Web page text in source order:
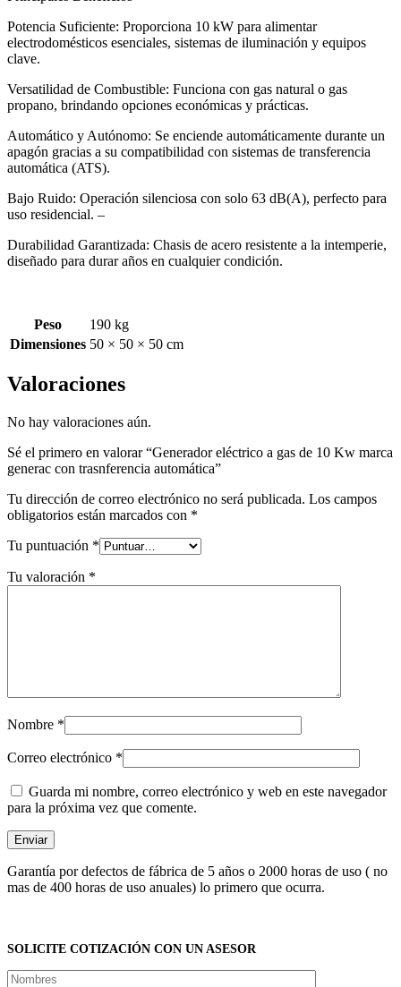
Potencia Suficiente: Proporciona 10 kW para alimentar
electrodomésticos esenciales, sistemas de iluminación y equipos
clave.
Versatilidad de Combustible: Funciona con gas natural o gas
propano, brindando opciones económicas y prácticas.
Automático y Autónomo: Se enciende automáticamente durante un
apagón gracias a su compatibilidad con sistemas de transferencia
automática (ATS).
Bajo Ruido: Operación silenciosa con solo 63 dB(A), perfecto para
uso residencial. –
Durabilidad Garantizada: Chasis de acero resistente a la intemperie,
diseñado para durar años en cualquier condición.
Peso
190 kg
Dimensiones 50 × 50 × 50 cm
Valoraciones
No hay valoraciones aún.
Sé el primero en valorar “Generador eléctrico a gas de 10 Kw marca
generac con trasnferencia automática”
Tu dirección de correo electrónico no será publicada. Los campos
obligatorios están marcados con *
Tu puntuación *
Tu valoración *
Nombre *
Correo electrónico *
Guarda mi nombre, correo electrónico y web en este navegador
para la próxima vez que comente.
Garantía por defectos de fábrica de 5 años o 2000 horas de uso ( no
mas de 400 horas de uso anuales) lo primero que ocurra.
SOLICITE COTIZACIÓN CON UN ASESOR